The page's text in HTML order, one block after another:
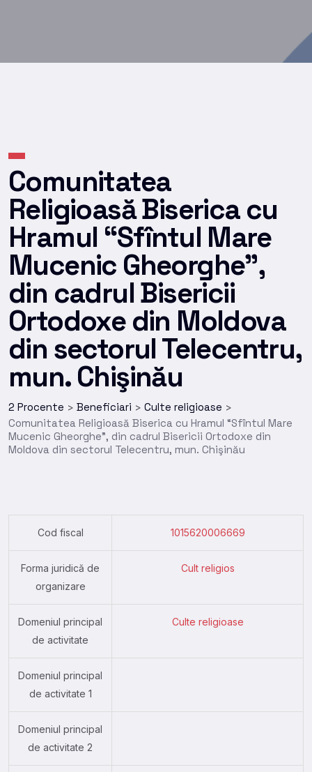
Comunitatea
Religioasă Biserica cu
Hramul “Sfîntul Mare
Mucenic Gheorghe”,
din cadrul Bisericii
Ortodoxe din Moldova
din sectorul Telecentru,
mun. Chişinău
2 Procente > Beneficiari > Culte religioase >
Comunitatea Religioasă Biserica cu Hramul “Sfîntul Mare
Mucenic Gheorghe”, din cadrul Bisericii Ortodoxe din
Moldova din sectorul Telecentru, mun. Chişinău
Cod fiscal 1015620006669
Forma juridică de
organizare
Cult religios
Domeniul principal
de activitate
Culte religioase
Domeniul principal
de activitate 1
Domeniul principal
de activitate 2